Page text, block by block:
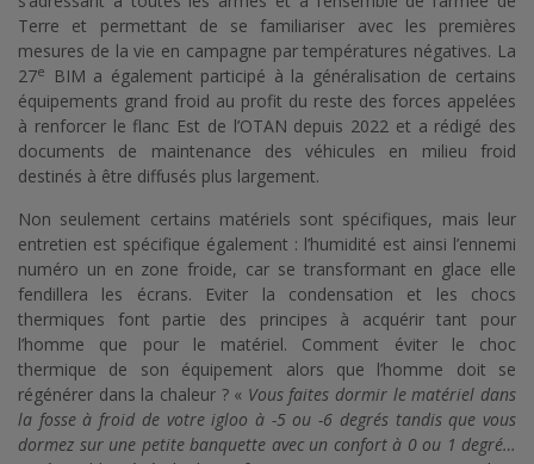
Terre et permettant de se familiariser avec les premières
mesures de la vie en campagne par températures négatives. La
27e
BIM a également participé à la généralisation de certains
équipements grand froid au profit du reste des forces appelées
à renforcer le flanc Est de l’OTAN depuis 2022 et a rédigé des
documents de maintenance des véhicules en milieu froid
destinés à être diffusés plus largement.
Non seulement certains matériels sont spécifiques, mais leur
entretien est spécifique également : l’humidité est ainsi l’ennemi
numéro un en zone froide, car se transformant en glace elle
fendillera les écrans. Eviter la condensation et les chocs
thermiques font partie des principes à acquérir tant pour
l’homme que pour le matériel. Comment éviter le choc
thermique de son équipement alors que l’homme doit se
régénérer dans la chaleur ? « Vous faites dormir le matériel dans
la fosse à froid de votre igloo à -5 ou -6 degrés tandis que vous
dormez sur une petite banquette avec un confort à 0 ou 1 degré…